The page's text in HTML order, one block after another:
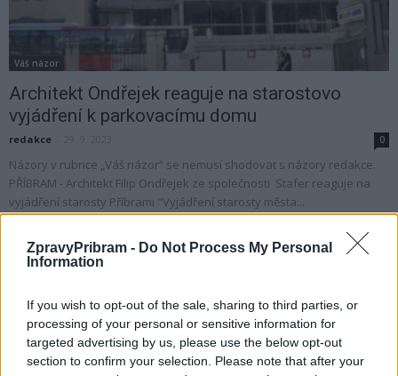
ZpravyPribram - Do Not Process My Personal
Information
If you wish to opt-out of the sale, sharing to third parties, or
processing of your personal or sensitive information for
targeted advertising by us, please use the below opt-out
section to confirm your selection. Please note that after your
Váš názor
Architekt Ondřejek reaguje na starostovo
vyjádření k parkovacímu domu
redakce 0
Názory v rubrice „Váš názor“ se nemusí shodovat s názory redakce.
PŘÍBRAM - Architekt Filip Ondřejek ze společnosti Stafer reaguje na
vyjádření starosty Příbrami "Vyjádření starosty města...